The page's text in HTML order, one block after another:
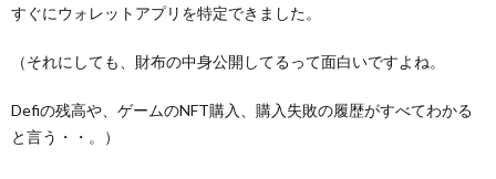
すぐにウォレットアプリを特定できました。
（それにしても、財布の中身公開してるって面白いですよね。
Defiの残高や、ゲームのNFT購入、購入失敗の履歴がすべてわかる
と言う・・。）